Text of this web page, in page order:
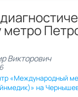
метро
Викторович
«Международный
на